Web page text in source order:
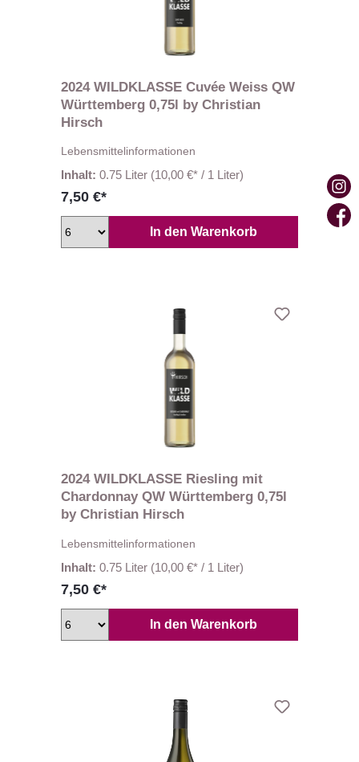
2024 WILDKLASSE Cuvée Weiss QW
Württemberg 0,75l by Christian
Hirsch
Lebensmittelinformationen
Inhalt: 0.75 Liter (10,00 €* / 1 Liter)
7,50 €*
In den Warenkorb
2024 WILDKLASSE Riesling mit
Chardonnay QW Württemberg 0,75l
by Christian Hirsch
Lebensmittelinformationen
Inhalt: 0.75 Liter (10,00 €* / 1 Liter)
7,50 €*
In den Warenkorb